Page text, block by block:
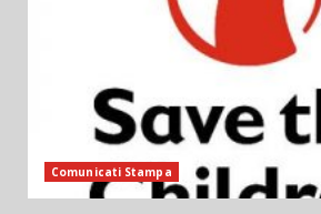
Comunicati Stampa